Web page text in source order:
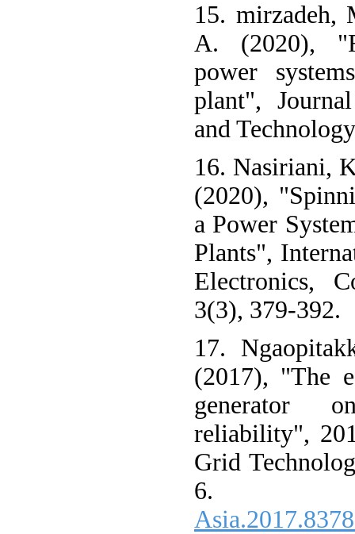
15. mirzadeh,
A. (2020),
power
plant",
and
16. Nasiriani,
(2020),
a Power
Plants",
Electronics,
3(3), 379-392.
17.
(2017), "The
generator
reliability",
Grid
6.